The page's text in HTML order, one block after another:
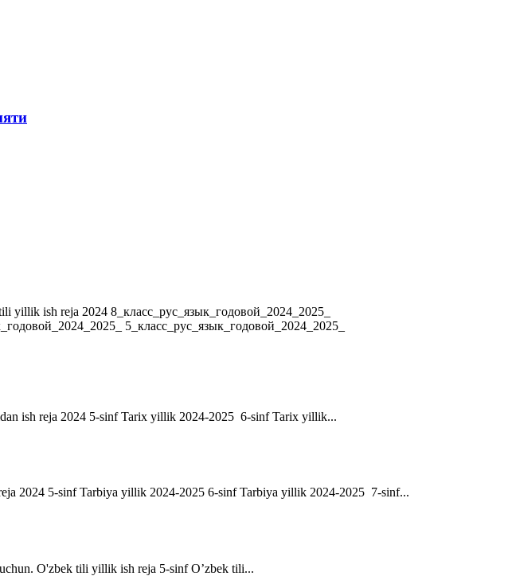
ish reja 2024 8_класс_рус_язык_годовой_2024_2025_
5_класс_рус_язык_годовой_2024_2025_
ish reja 2024 5-sinf Tarix yillik 2024-2025 6-sinf Tarix yillik...
2024 5-sinf Tarbiya yillik 2024-2025 6-sinf Tarbiya yillik 2024-2025 7-sinf...
O'zbek tili yillik ish reja 5-sinf O’zbek tili...